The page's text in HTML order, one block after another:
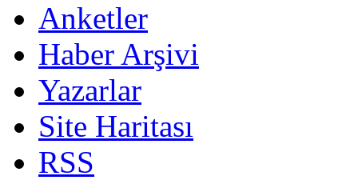
Anketler
Haber Arşivi
Yazarlar
Site Haritası
RSS